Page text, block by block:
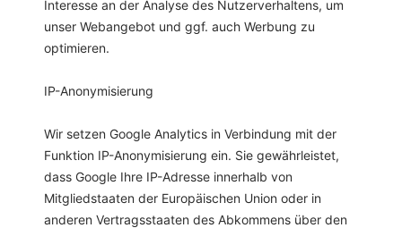
Interesse an der Analyse des Nutzerverhaltens, um
unser Webangebot und ggf. auch Werbung zu
optimieren.
IP-Anonymisierung
Wir setzen Google Analytics in Verbindung mit der
Funktion IP-Anonymisierung ein. Sie gewährleistet,
dass Google Ihre IP-Adresse innerhalb von
Mitgliedstaaten der Europäischen Union oder in
anderen Vertragsstaaten des Abkommens über den